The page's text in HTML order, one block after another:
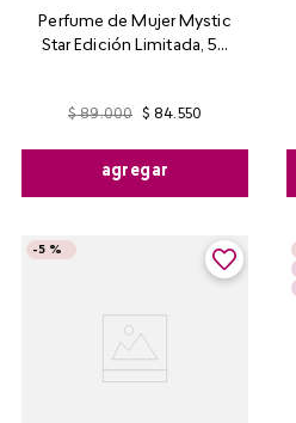
Perfume de Mujer Mystic
Star Edición Limitada, 50
$ 89.000 $ 84.550
agregar
-5 %